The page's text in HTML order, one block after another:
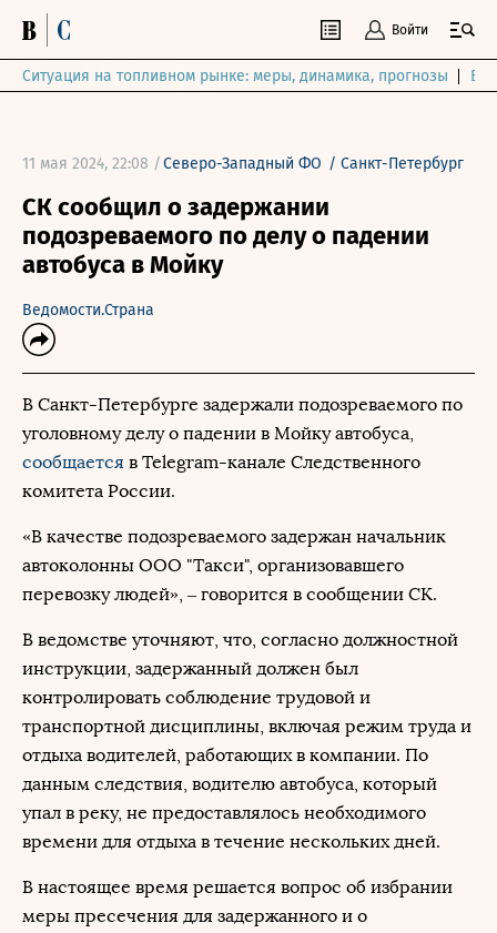
Войти
Ситуация на топливном рынке: меры, динамика, прогнозы
11 мая 2024, 22:08 /Северо-Западный ФО / Санкт-Петербург
СК сообщил о задержании
подозреваемого по делу о падении
автобуса в Мойку
Ведомости.Страна
В Санкт-Петербурге задержали подозреваемого по
уголовному делу о падении в Мойку автобуса,
сообщается в Telegram-канале Следственного
комитета России.
«В качестве подозреваемого задержан начальник
автоколонны ООО "Такси", организовавшего
перевозку людей», – говорится в сообщении СК.
В ведомстве уточняют, что, согласно должностной
инструкции, задержанный должен был
контролировать соблюдение трудовой и
транспортной дисциплины, включая режим труда и
отдыха водителей, работающих в компании. По
данным следствия, водителю автобуса, который
упал в реку, не предоставлялось необходимого
времени для отдыха в течение нескольких дней.
В настоящее время решается вопрос об избрании
меры пресечения для задержанного и о